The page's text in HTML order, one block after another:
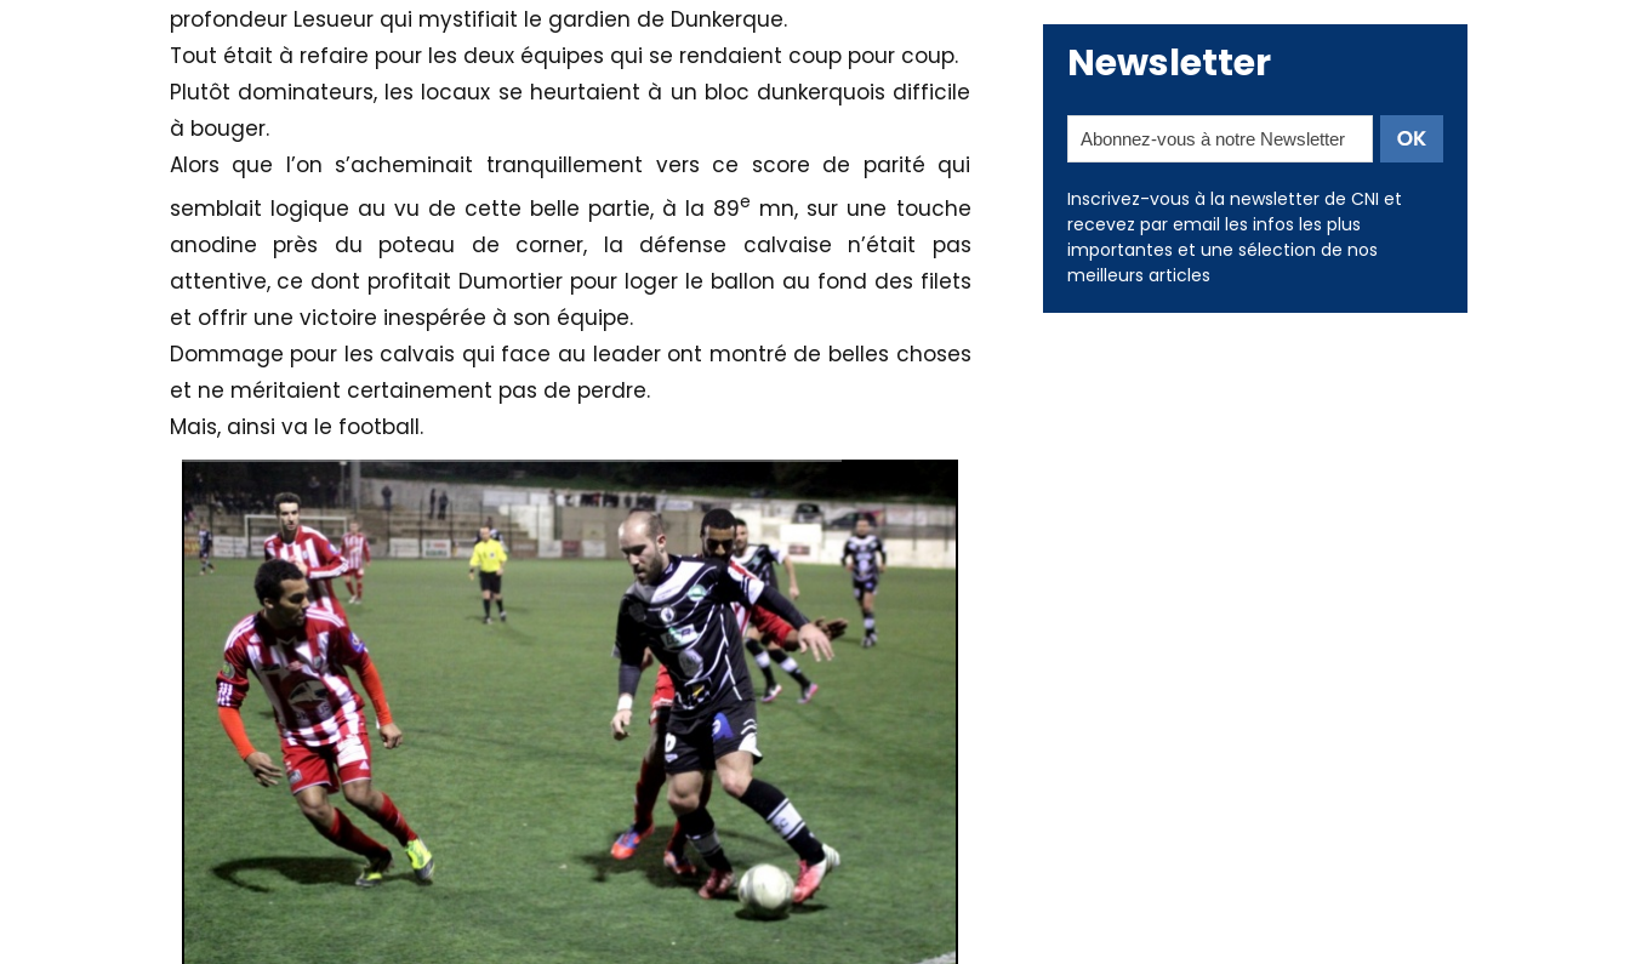
profondeur Lesueur qui mystifiait le gardien de Dunkerque.
Tout était à refaire pour les deux équipes qui se rendaient coup pour coup.
Plutôt dominateurs, les locaux se heurtaient à un bloc dunkerquois difficile
à bouger.
Alors que l’on s’acheminait tranquillement vers ce score de parité qui
semblait logique au vu de cette belle partie, à la 89e mn, sur une touche
anodine près du poteau de corner, la défense calvaise n’était pas
attentive, ce dont profitait Dumortier pour loger le ballon au fond des filets
et offrir une victoire inespérée à son équipe.
Dommage pour les calvais qui face au leader ont montré de belles choses
et ne méritaient certainement pas de perdre.
Mais, ainsi va le football.
Newsletter
Inscrivez-vous à la newsletter de CNI et
recevez par email les infos les plus
importantes et une sélection de nos
meilleurs articles